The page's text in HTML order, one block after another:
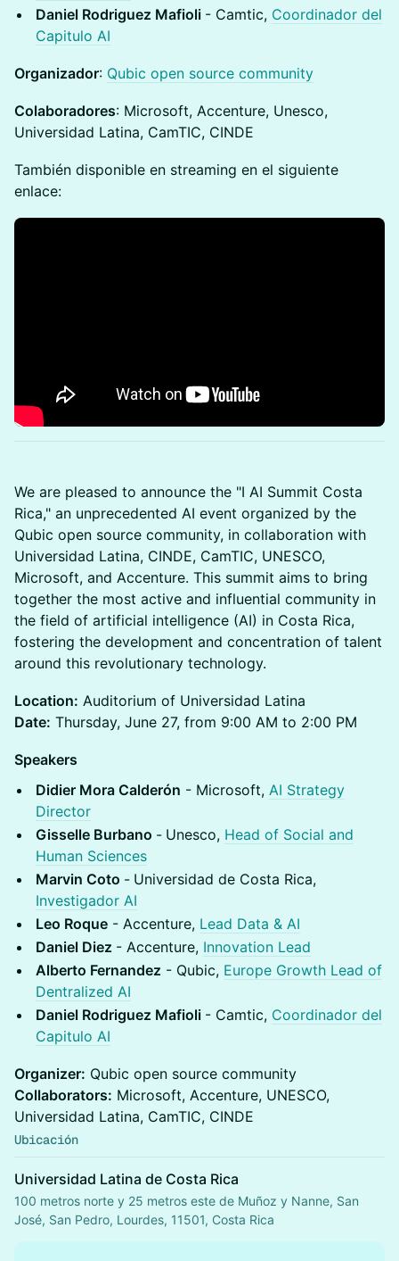
Daniel Rodriguez Mafioli - Camtic, Coordinador del
Capitulo AI
Organizador: Qubic open source community
Colaboradores: Microsoft, Accenture, Unesco,
Universidad Latina, CamTIC, CINDE
También disponible en streaming en el siguiente
enlace:
We are pleased to announce the "I AI Summit Costa
Rica," an unprecedented AI event organized by the
Qubic open source community, in collaboration with
Universidad Latina, CINDE, CamTIC, UNESCO,
Microsoft, and Accenture. This summit aims to bring
together the most active and influential community in
the field of artificial intelligence (AI) in Costa Rica,
fostering the development and concentration of talent
around this revolutionary technology.
Location: Auditorium of Universidad Latina
Date: Thursday, June 27, from 9:00 AM to 2:00 PM
Speakers
Didier Mora Calderón - Microsoft, AI Strategy
Director
Gisselle Burbano - Unesco, Head of Social and
Human Sciences
Marvin Coto - Universidad de Costa Rica,
Investigador AI
Leo Roque - Accenture, Lead Data & AI
Daniel Diez - Accenture, Innovation Lead
Alberto Fernandez - Qubic, Europe Growth Lead of
Dentralized AI
Daniel Rodriguez Mafioli - Camtic, Coordinador del
Capitulo AI
Organizer: Qubic open source community
Collaborators: Microsoft, Accenture, UNESCO,
Universidad Latina, CamTIC, CINDE
Ubicación
Universidad Latina de Costa Rica
100 metros norte y 25 metros este de Muñoz y Nanne, San
José, San Pedro, Lourdes, 11501, Costa Rica